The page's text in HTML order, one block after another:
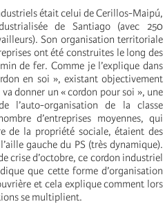
était celui de Cerillos-Maipú,
de Santiago (avec 250
Son organisation territoriale
ont été construites le long des
de fer. Comme je l’explique dans
en soi », existant objectivement
donner un « cordon pour soi », une
l’auto-organisation de la classe
d’entreprises moyennes, qui
de la propriété sociale, étaient des
gauche du PS (très dynamique).
crise d’octobre, ce cordon industriel
que cette forme d’organisation
et cela explique comment lors
se multiplient.